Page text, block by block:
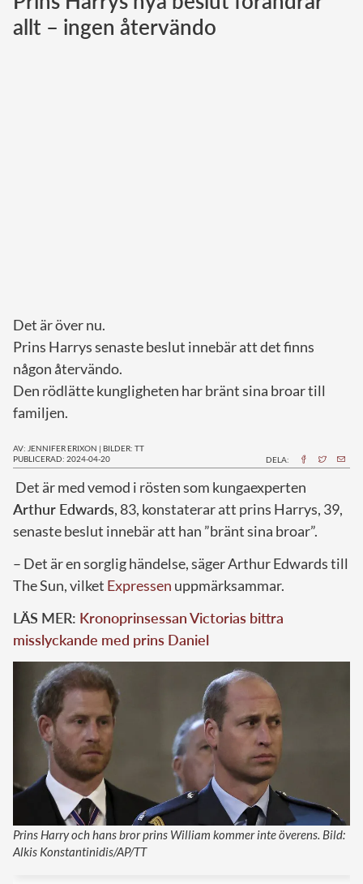
Norska kungahuset
allt – ingen återvändo
Det är över nu.
Prins Harrys senaste beslut innebär att det finns
någon återvändo.
Den rödlätte kungligheten har bränt sina broar till
familjen.
AV: JENNIFER ERIXON | BILDER: TT
PUBLICERAD: 2024-04-20
DELA:
Det är med vemod i rösten som kungaexperten
Arthur Edwards, 83, konstaterar att prins Harrys, 39,
senaste beslut innebär att han ”bränt sina broar”.
– Det är en sorglig händelse, säger Arthur Edwards till
The Sun, vilket Expressen uppmärksammar.
LÄS MER: Kronoprinsessan Victorias bittra
misslyckande med prins Daniel
Prins Harry och hans bror prins William kommer inte överens. Bild:
Alkis Konstantinidis/AP/TT